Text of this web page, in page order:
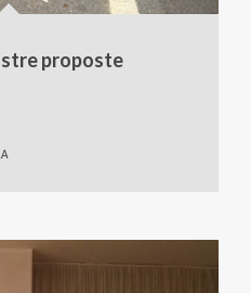
proposte